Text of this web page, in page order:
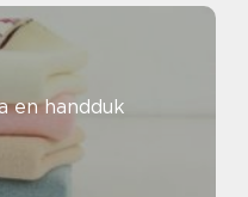
en handduk